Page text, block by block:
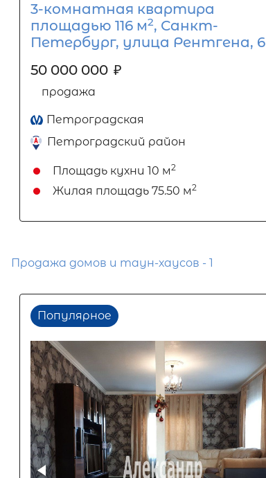
3-комнатная квартира
площадью 116 м2, Санкт-
Петербург, улица Рентгена, 6
50 000 000 ₽
продажа
Петроградская
Петроградский район
Площадь кухни 10 м2
Жилая площадь 75.50 м2
Продажа домов и таун-хаусов - 1
Популярное